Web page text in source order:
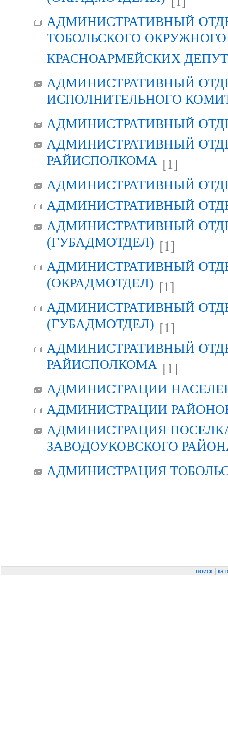
АДМИНИСТРАТИВНЫЙ
ТОБОЛЬСКОГО
КРАСНОАРМЕЙСКИХ
АДМИНИСТРАТИВНЫЙ
ИСПОЛНИТЕЛЬНОГО
АДМИНИСТРАТИВНЫЙ
АДМИНИСТРАТИВНЫЙ
РАЙИСПОЛКОМА [1]
АДМИНИСТРАТИВНЫЙ
АДМИНИСТРАТИВНЫЙ
АДМИНИСТРАТИВНЫЙ
(ГУБАДМОТДЕЛ) [1]
АДМИНИСТРАТИВНЫЙ
(ОКРАДМОТДЕЛ) [1]
АДМИНИСТРАТИВНЫЙ
(ГУБАДМОТДЕЛ) [1]
АДМИНИСТРАТИВНЫЙ
РАЙИСПОЛКОМА [1]
АДМИНИСТРАЦИИ
АДМИНИСТРАЦИИ
АДМИНИСТРАЦИЯ
ЗАВОДОУКОВСКОГО
АДМИНИСТРАЦИЯ
поиск